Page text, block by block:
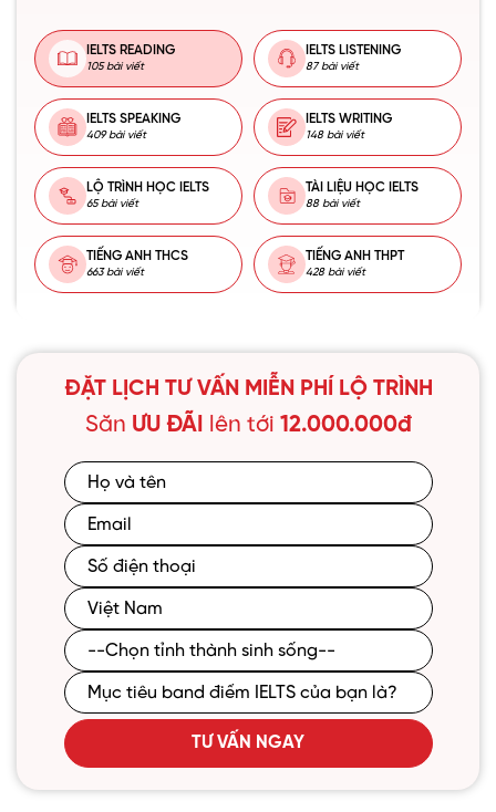
IELTS READING
105 bài viết
IELTS LISTENING
87 bài viết
IELTS SPEAKING
409 bài viết
IELTS WRITING
148 bài viết
LỘ TRÌNH HỌC IELTS
65 bài viết
TÀI LIỆU HỌC IELTS
88 bài viết
TIẾNG ANH THCS
663 bài viết
TIẾNG ANH THPT
428 bài viết
ĐẶT LỊCH TƯ VẤN MIỄN PHÍ LỘ TRÌNH
Săn ƯU ĐÃI lên tới 12.000.000đ
TƯ VẤN NGAY